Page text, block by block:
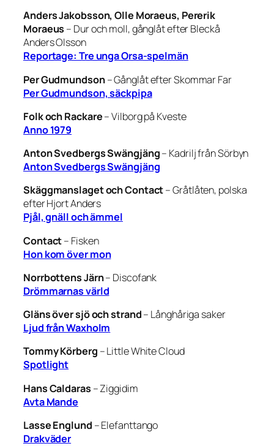
Anders Jakobsson, Olle Moraeus, Pererik
Moraeus – Dur och moll, gånglåt efter Bleckå
Anders Olsson
Reportage: Tre unga Orsa-spelmän
Per Gudmundson–Gånglåt efter Skommar Far
Per Gudmundson, säckpipa
Folk och Rackare–Vilborg på Kveste
Anno 1979
Anton Svedbergs Swängjäng– Kadrilj från Sörbyn
Anton Svedbergs Swängjäng
Skäggmanslaget och Contact–Gråtlåten, polska
efter Hjort Anders
Pjål, gnäll och ämmel
Contact– Fisken
Hon kom över mon
Norrbottens Järn– Discofank
Drömmarnas värld
Gläns över sjö och strand– Långhåriga saker
Ljud från Waxholm
Tommy Körberg –Little White Cloud
Spotlight
Hans Caldaras –Ziggidim
Avta Mande
Lasse Englund –Elefanttango
Drakväder